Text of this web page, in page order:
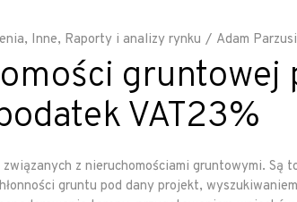
, Inne, Raporty i analizy rynku Adam
gruntowej
VAT23%
z nieruchomościami gruntowymi. Są
gruntu pod dany projekt,